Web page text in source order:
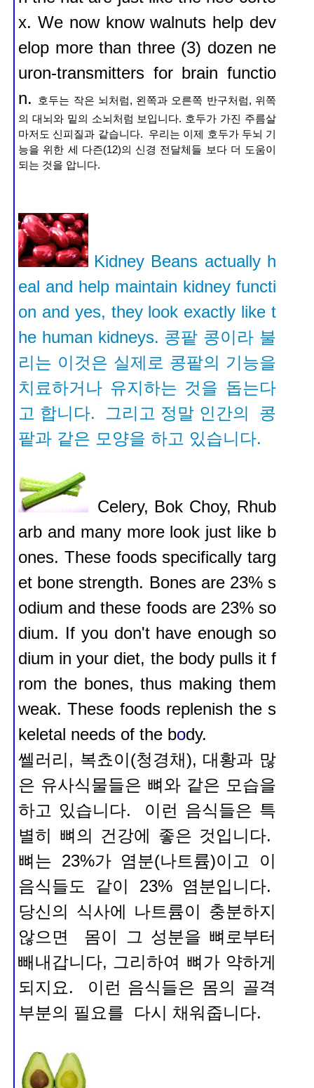
x. We now know walnuts help dev
elop more than three (3) dozen ne
uron-transmitters for brain functio
n.
호두는 작은 뇌처럼, 왼쪽과 오른쪽 반구처럼, 위쪽
의 대뇌와 밑의 소뇌처럼 보입니다. 호두가 가진 주름살
마저도 신피질과 같습니다. 우리는 이제 호두가 두뇌 기
능을 위한 세 다즌(12)의 신경 전달체들 보다 더 도움이
되는 것을 압니다.
Kidney Beans actually h
eal and help maintain kidney functi
on and yes, they look exactly like t
he human kidneys. 콩팥 콩이라 불
리는 이것은 실제로 콩팥의 기능을
치료하거나 유지하는 것을 돕는다
고 합니다.
그리고 정말 인간의 콩
팥과 같은 모양을 하고 있습니다.
Celery, Bok Choy, Rhub
arb and many more look just like b
ones. These foods specifically targ
et bone strength. Bones are 23% s
odium and these foods are 23% so
dium. If you don't have enough so
dium in your diet, the body pulls it f
rom the bones, thus making them
weak. These foods replenish the s
keletal needs of the body.
쎌러리, 복쵸이(청경채), 대황과 많
은 유사식물들은 뼈와 같은 모습을
하고 있습니다. 이런 음식들은 특
별히
뼈의 건강에 좋은 것입니다.
뼈는 23%가 염분(나트륨)이고 이
음식들도 같이 23% 염분입니다.
당신의 식사에 나트륨이 충분하지
않으면 몸이 그 성분을 뼈로부터
빼내갑니다, 그리하여 뼈가 약하게
되지요. 이런 음식들은 몸의 골격
부분의 필요를 다시 채워줍니다.